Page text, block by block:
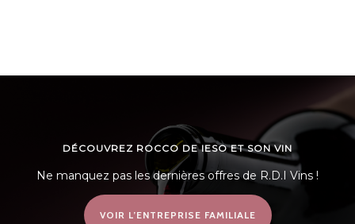
DÉCOUVREZ ROCCO DE IESO ET SON VIN
Ne manquez pas les dernières offres de R.D.I Vins !
VOIR L’ENTREPRISE FAMILIALE